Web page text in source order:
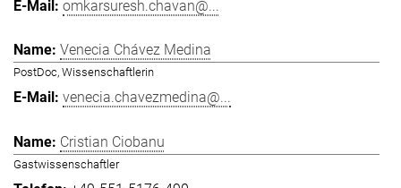
omkarsuresh.chavan@...
Venecia Chávez Medina
PostDoc, Wissenschaftlerin
venecia.chavezmedina@...
Cristian Ciobanu
Gastwissenschaftler